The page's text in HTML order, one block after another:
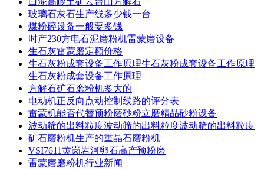
玻璃石灰石生产线多少钱一台
煤粉碎设备一般要多钱
时产230方电石泥磨粉机雷蒙磨设备
生石灰雷蒙磨定额价格
生石灰粉成套设备工作原理生石灰粉成套设备工作原理
生石灰粉成套设备工作原理
方解石矿石磨粉机多大的
电动机正反向点动控制线路的评分表
雷蒙机能否代替预粉磨砂粉立磨精品砂粉设备
波动筛的出料粒度波动筛的出料粒度波动筛的出料粒度
矿石磨粉机生产的重晶石磨粉机
VSI7611黄岗岩河卵石高产预粉磨
雷蒙磨磨粉机行业新闻